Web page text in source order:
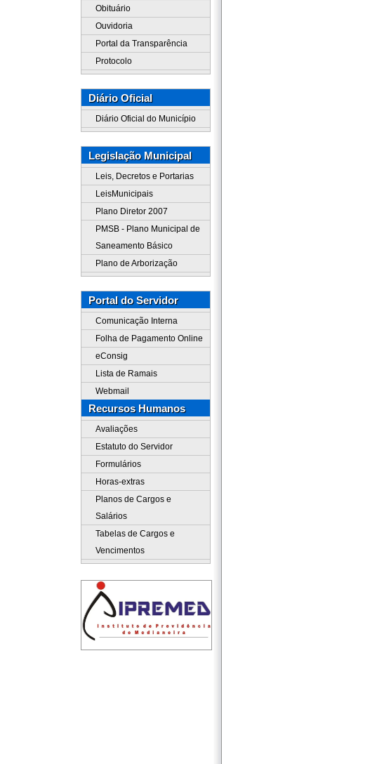
Obituário
Ouvidoria
Portal da Transparência
Protocolo
Diário Oficial
Diário Oficial do Município
Legislação Municipal
Leis, Decretos e Portarias
LeisMunicipais
Plano Diretor 2007
PMSB - Plano Municipal de
Saneamento Básico
Plano de Arborização
Portal do Servidor
Comunicação Interna
Folha de Pagamento Online
eConsig
Lista de Ramais
Webmail
Recursos Humanos
Avaliações
Estatuto do Servidor
Formulários
Horas-extras
Planos de Cargos e
Salários
Tabelas de Cargos e
Vencimentos